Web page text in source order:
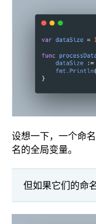
设想一下，一个命
名的全局变量。
但如果它们的命